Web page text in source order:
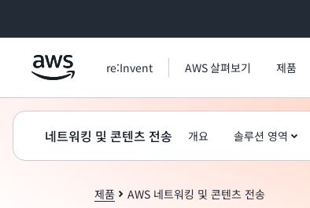
re:Invent AWS 살펴보기 제품
네트워킹 및 콘텐츠 전송 개요 솔루션 영역
제품 AWS 네트워킹 및 콘텐츠 전송